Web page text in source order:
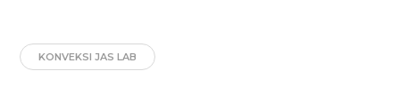
KONVEKSI JAS LAB